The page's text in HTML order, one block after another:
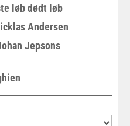
løb dødt løb
Andersen
Jepsons